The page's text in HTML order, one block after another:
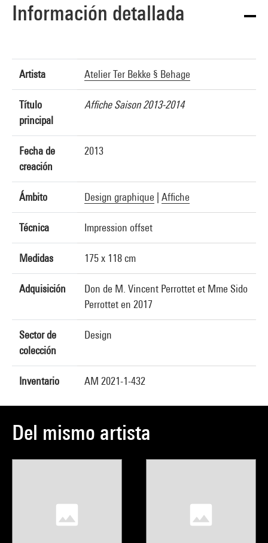
Información detallada
Artista Atelier Ter Bekke § Behage
Título
principal
Affiche Saison 2013-2014
Fecha de
creación
2013
Ámbito Design graphique Affiche
Técnica Impression offset
Medidas 175 x 118 cm
Adquisición
Don de M. Vincent Perrottet et Mme Sido
Perrottet en 2017
Sector de
colección
Design
Inventario AM 2021-1-432
Del mismo artista